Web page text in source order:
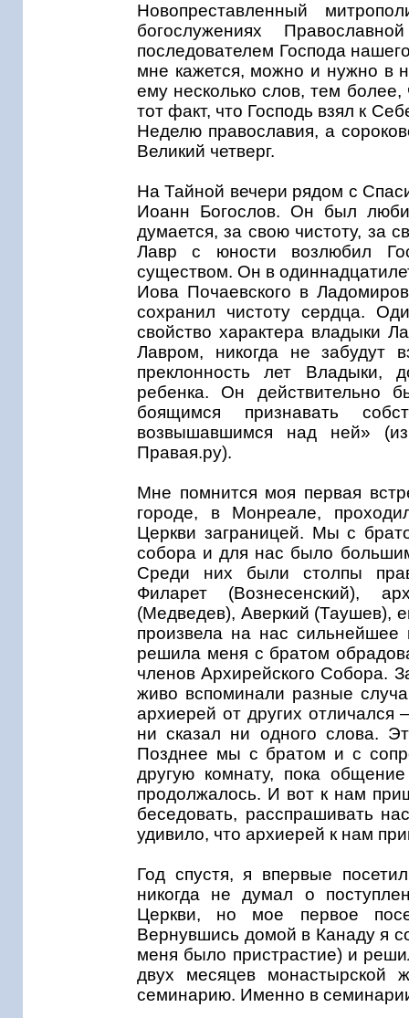
Новопреставленный
богослужениях
последователем Господа
мне кажется, можно и нужно в
ему несколько слов, тем
тот факт, что Господь взял к
Неделю православия, а
Великий четверг.
На Тайной вечери рядом с
Иоанн Богослов. Он был
думается, за свою чистоту, за
Лавр с юности возлюбил
существом. Он в
Иова Почаевского в
сохранил чистоту сердца.
свойство характера владыки
Лавром, никогда не забудут
преклонность лет Владыки,
ребенка. Он действительно
боящимся признавать
возвышавшимся над ней»
Правая.ру).
Мне помнится моя первая
городе, в Монреале,
Церкви заграницей. Мы с
собора и для нас было
Среди них были столпы
Филарет (Вознесенский),
(Медведев), Аверкий (Таушев),
произвела на нас
решила меня с братом
членов Архирейского Собора.
живо вспоминали разные
архиерей от других
ни сказал ни одного слова.
Позднее мы с братом и с
другую комнату, пока
продолжалось. И вот к нам
беседовать, расспрашивать
удивило, что архиерей к нам
Год спустя, я впервые
никогда не думал о
Церкви, но мое первое
Вернувшись домой в Канаду я
меня было пристрастие) и
двух месяцев монастырской
семинарию. Именно в